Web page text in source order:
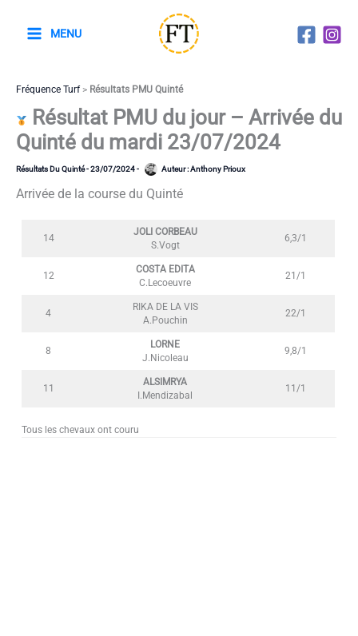
MENU
Fréquence Turf> Résultats PMU Quinté
Résultat PMU du jour – Arrivée du
Quinté du mardi 23/07/2024
Résultats Du Quinté-23/07/2024- Auteur :Anthony Prioux
Arrivée de la course du Quinté
14
JOLI CORBEAU
S.Vogt
6,3/1
12
COSTA EDITA
C.Lecoeuvre
21/1
4
RIKA DE LA VIS
A.Pouchin
22/1
8
LORNE
J.Nicoleau
9,8/1
11
ALSIMRYA
I.Mendizabal
11/1
Tous les chevaux ont couru